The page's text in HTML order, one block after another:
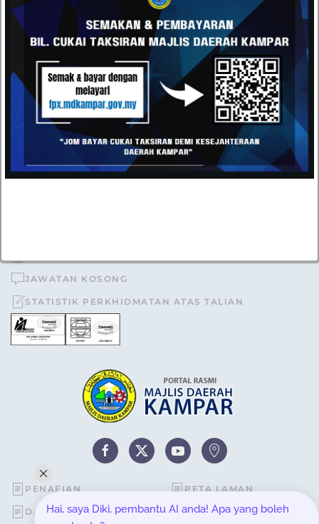
HUBUNGI
Datang dan kunjungi pejabat kami atau hantarkan e-mel
kepada kami pada bila-bila masa anda mahu. Kami terbuka
kepada semua cadangan daripada pelanggan kami.
Majlis Daerah Kampar, Kompleks Pentadbiran MD
Kampar, Jalan Iskandar, 31900 Kampar, Perak
05-4671020 / 05-4671030
urusetia[at]mdkampar[dot]gov[dot]my
JAWATAN KOSONG
STATISTIK PERKHIDMATAN ATAS TALIAN
PENAFIAN
DASAR KESELAMATAN
PETA LAMAN
STATISTIK PELAWAT
Hai, saya Diki, pembantu AI anda! Apa yang boleh